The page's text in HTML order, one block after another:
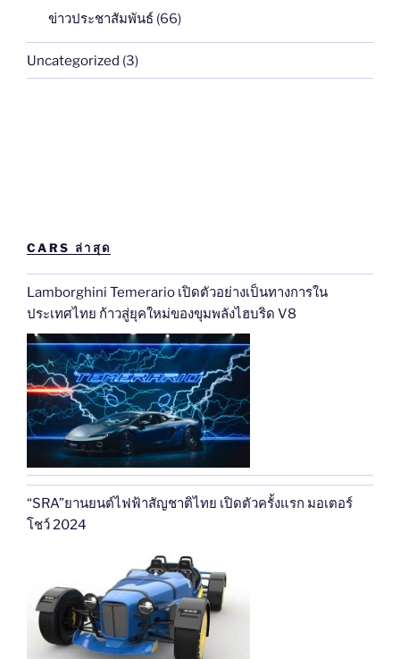
ข่าวประชาสัมพันธ์ (66)
Uncategorized (3)
CARS ล่าสุด
Lamborghini Temerario เปิดตัวอย่างเป็นทางการใน
ประเทศไทย ก้าวสู่ยุคใหม่ของขุมพลังไฮบริด V8
“SRA”ยานยนต์ไฟฟ้าสัญชาติไทย เปิดตัวครั้งแรก มอเตอร์
โชว์ 2024